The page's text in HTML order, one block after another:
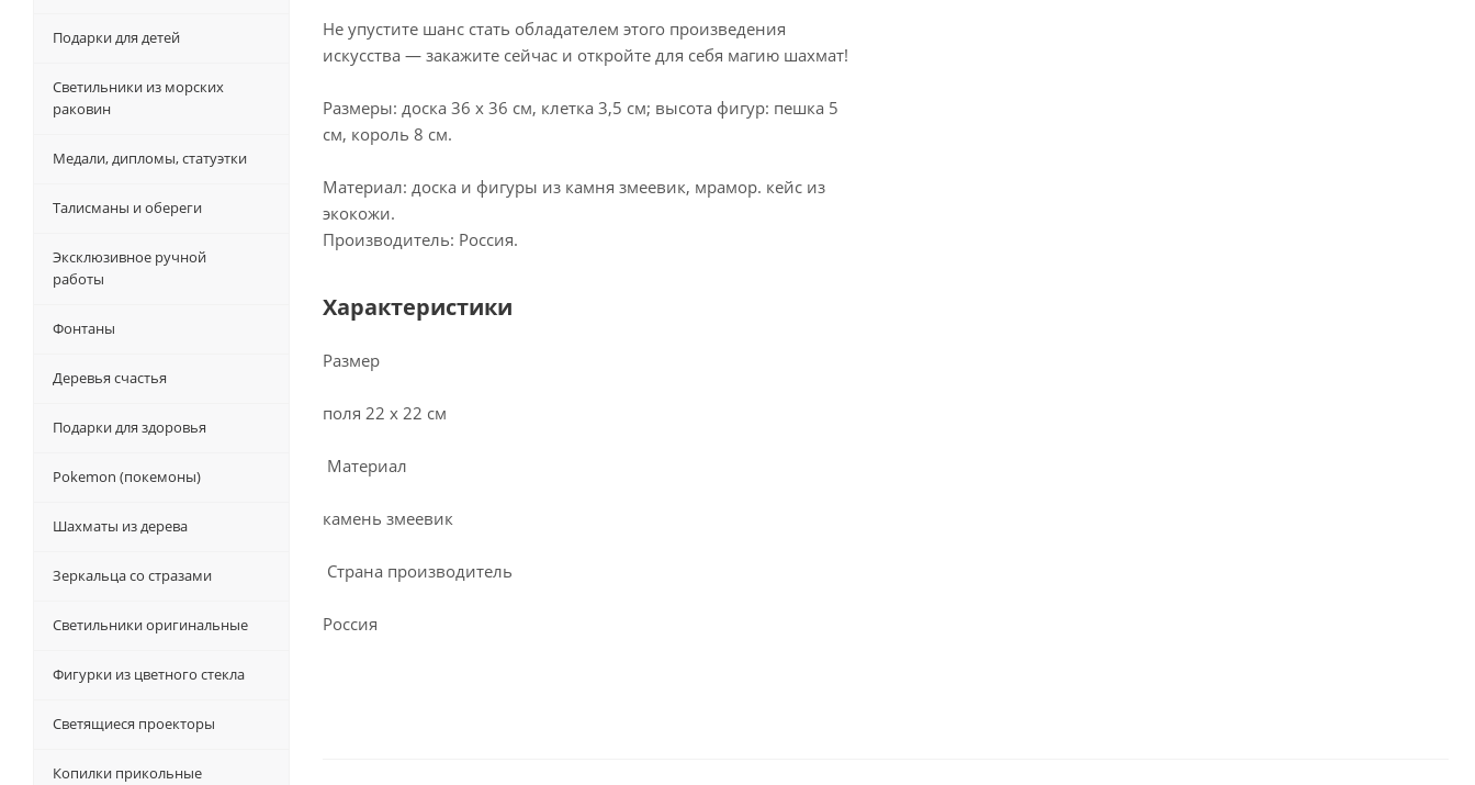
Не упустите шанс стать обладателем этого произведения
искусства — закажите сейчас и откройте для себя магию шахмат!
Размеры: доска 36 х 36 см, клетка 3,5 см; высота фигур: пешка 5
см, король 8 см.
Материал: доска и фигуры из камня змеевик, мрамор. кейс из
экокожи.
Производитель: Россия.
Характеристики
Размер
поля 22 х 22 см
Материал
камень змеевик
Страна производитель
Россия
Подарки для детей
Светильники из морских
раковин
Медали, дипломы, статуэтки
Талисманы и обереги
Эксклюзивное ручной
работы
Фонтаны
Деревья счастья
Подарки для здоровья
Pokemon (покемоны)
Шахматы из дерева
Зеркальца со стразами
Светильники оригинальные
Фигурки из цветного стекла
Светящиеся проекторы
Копилки прикольные